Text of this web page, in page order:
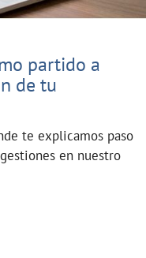
partido a
de tu
te explicamos paso
en nuestro